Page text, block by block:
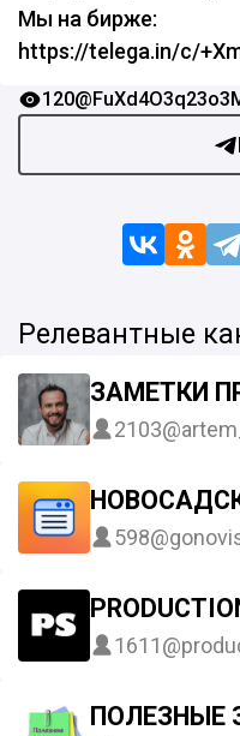
Мы на бирже:
https://telega.in/c/
120
Релевантные
ЗАМЕТКИ
2103
598
1611
ПОЛЕЗНЫЕ